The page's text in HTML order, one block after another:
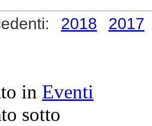
2018
2017
in Eventi
sotto